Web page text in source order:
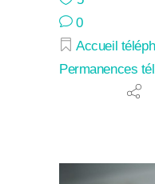
0
Accueil
Permanences